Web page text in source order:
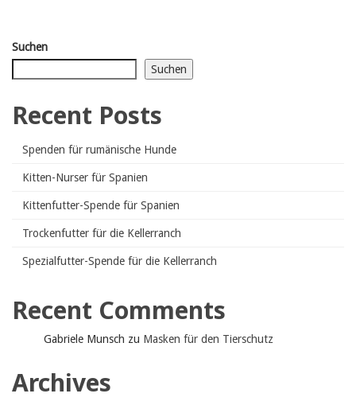
Suchen
Suchen
Recent Posts
Spenden für rumänische Hunde
Kitten-Nurser für Spanien
Kittenfutter-Spende für Spanien
Trockenfutter für die Kellerranch
Spezialfutter-Spende für die Kellerranch
Recent Comments
Gabriele Munsch zu Masken für den Tierschutz
Archives